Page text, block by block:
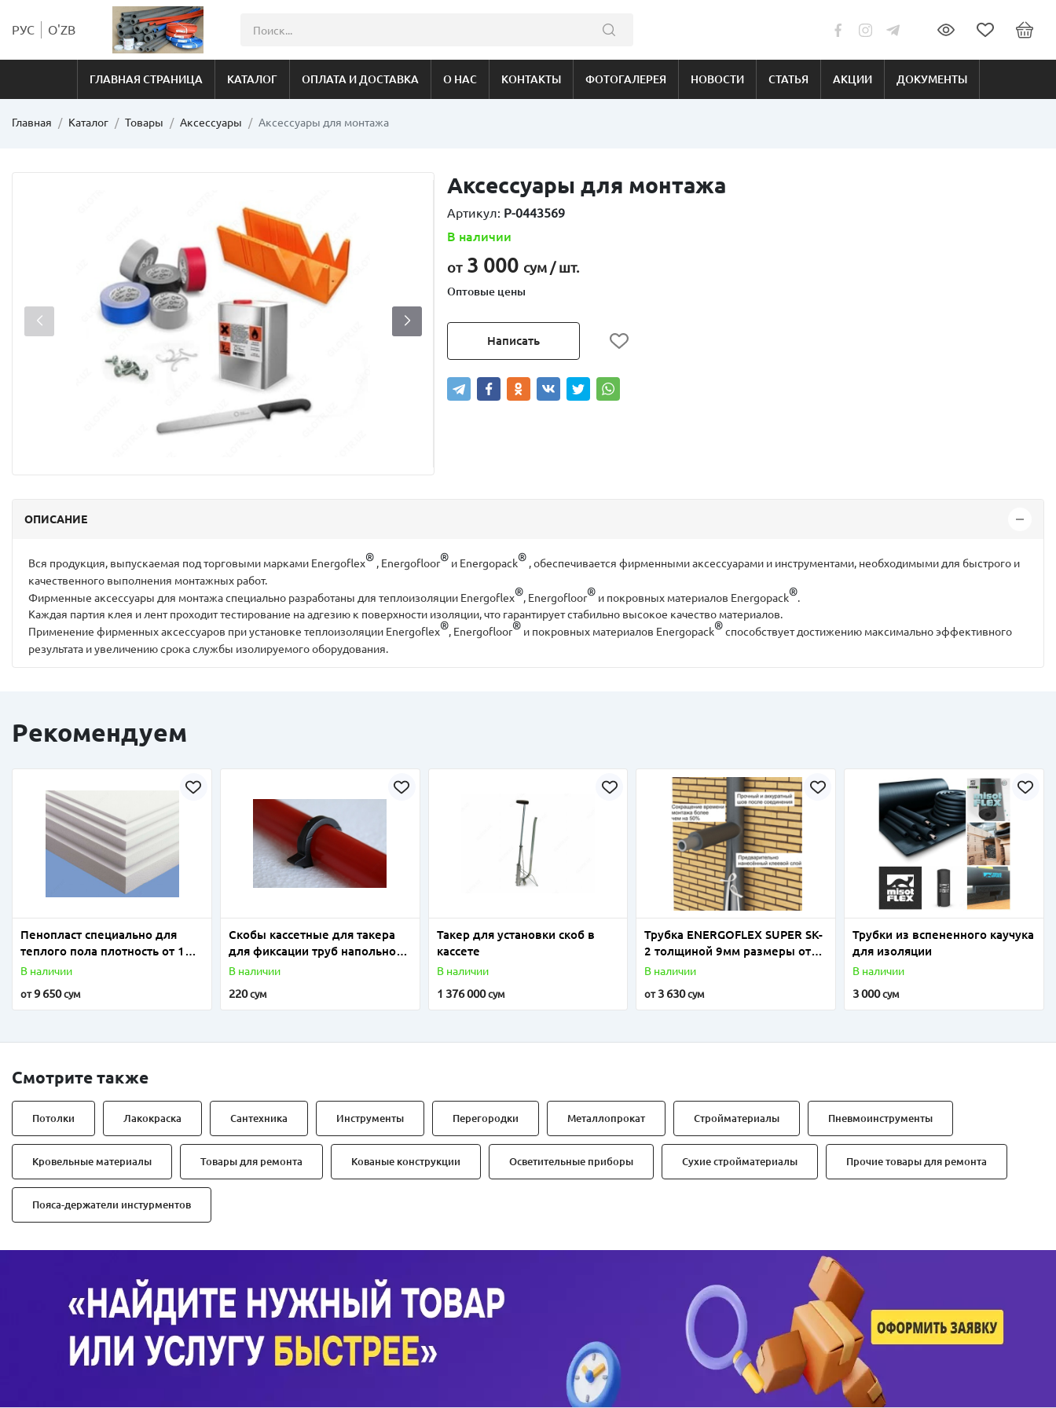
РУС O'ZB
ГЛАВНАЯ СТРАНИЦА КАТАЛОГ ОПЛАТА И ДОСТАВКА О НАС КОНТАКТЫ ФОТОГАЛЕРЕЯ НОВОСТИ СТАТЬЯ АКЦИИ ДОКУМЕНТЫ
Главная Каталог Товары Аксессуары Аксессуары для монтажа
Аксессуары для монтажа
Артикул: P-0443569
В наличии
от3 000 сум / шт.
Оптовые цены
Написать
ОПИСАНИЕ
Вся продукция, выпускаемая под торговыми марками Energoflex® , Energofloor® и Energopack® , обеспечивается фирменными аксессуарами и инструментами, необходимыми для быстрого и
качественного выполнения монтажных работ.
Фирменные аксессуары для монтажа специально разработаны для теплоизоляции Energoflex®, Energofloor® и покровных материалов Energopack®.
Каждая партия клея и лент проходит тестирование на адгезию к поверхности изоляции, что гарантирует стабильно высокое качество материалов.
Применение фирменных аксессуаров при установке теплоизоляции Energoflex®, Energofloor® и покровных материалов Energopack®способствует достижению максимально эффективного
результата и увеличению срока службы изолируемого оборудования.
Рекомендуем
Пенопласт специально для
теплого пола плотность от 18
до 25
В наличии
от9 650сум
Скобы кассетные для такера
для фиксации труб напольного
отопления
В наличии
220сум
Такер для установки скоб в
кассете
В наличии
1 376 000сум
Трубка ENERGOFLEX SUPER SK-
2 толщиной 9мм размеры от
18мм до 110мм
В наличии
от3 630сум
Трубки из вспененного каучука
для изоляции
В наличии
3 000сум
Смотрите также
Потолки Лакокраска Сантехника Инструменты Перегородки Металлопрокат Стройматериалы Пневмоинструменты
Кровельные материалы Товары для ремонта Кованые конструкции Осветительные приборы Сухие стройматериалы Прочие товары для ремонта
Пояса-держатели инстурментов